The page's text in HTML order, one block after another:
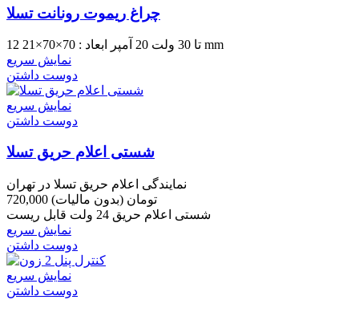
چراغ ریموت رونانت تسلا
12 تا 30 ولت 20 آمپر ابعاد : 70×70×21 mm
نمایش سریع
دوست داشتن
نمایش سریع
دوست داشتن
شستی اعلام حریق تسلا
نمایندگی اعلام حریق تسلا در تهران
720,000 تومان (بدون مالیات)
شستی اعلام حریق 24 ولت قابل ریست
نمایش سریع
دوست داشتن
نمایش سریع
دوست داشتن